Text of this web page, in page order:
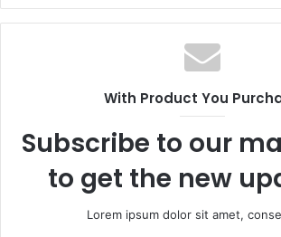
With Product You
Subscribe to our
to get the new
Lorem ipsum dolor sit amet,